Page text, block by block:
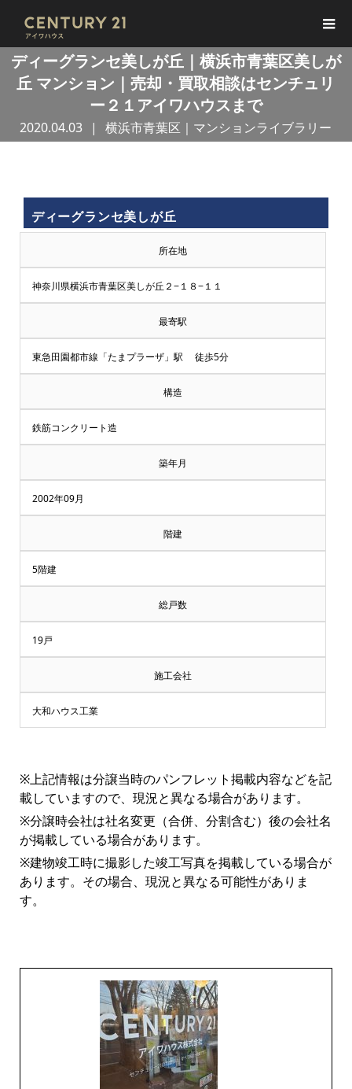
ディーグランセ美しが丘｜横浜市青葉区美しが
丘 マンション｜売却・買取相談はセンチュリ
ー２１アイワハウスまで
2020.04.03 横浜市青葉区｜マンションライブラリー
買
取
王
で
売
却・
取
談
付
中
♪
横
浜
青
葉
区
ン
ディーグランセ美しが丘
所在地
神奈川県横浜市青葉区美しが丘２−１８−１１
最寄駅
東急田園都市線「たまプラーザ」駅 徒歩5分
構造
鉄筋コンクリート造
築年月
2002年09月
階建
5階建
総戸数
19戸
施工会社
大和ハウス工業
※上記情報は分譲当時のパンフレット掲載内容などを記
載していますので、現況と異なる場合があります。
※分譲時会社は社名変更（合併、分割含む）後の会社名
が掲載している場合があります。
※建物竣工時に撮影した竣工写真を掲載している場合が
あります。その場合、現況と異なる可能性がありま
す。